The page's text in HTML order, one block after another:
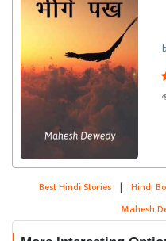
Best Hindi Stories | Hindi
Mahesh